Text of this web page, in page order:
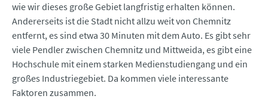
wie wir dieses große Gebiet langfristig erhalten können.
Andererseits ist die Stadt nicht allzu weit von Chemnitz
entfernt, es sind etwa 30 Minuten mit dem Auto. Es gibt sehr
viele Pendler zwischen Chemnitz und Mittweida, es gibt eine
Hochschule mit einem starken Medienstudiengang und ein
großes Industriegebiet. Da kommen viele interessante
Faktoren zusammen.